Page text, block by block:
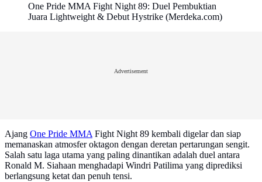
One Pride MMA Fight Night 89: Duel Pembuktian
Juara Lightweight & Debut Hystrike (Merdeka.com)
Advertisement
Ajang One Pride MMAFight Night 89 kembali digelar dan siap
memanaskan atmosfer oktagon dengan deretan pertarungan sengit.
Salah satu laga utama yang paling dinantikan adalah duel antara
Ronald M. Siahaan menghadapi Windri Patilima yang diprediksi
berlangsung ketat dan penuh tensi.